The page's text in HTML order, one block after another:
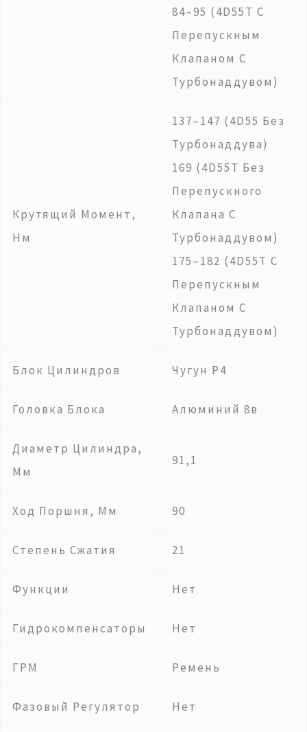
84–95 (4D55T С
Перепускным
Клапаном С
Турбонаддувом)
Крутящий Момент,
Нм
137–147 (4D55 Без
Турбонаддува)
169 (4D55T Без
Перепускного
Клапана С
Турбонаддувом)
175–182 (4D55T С
Перепускным
Клапаном С
Турбонаддувом)
Блок Цилиндров Чугун Р4
Головка Блока Алюминий 8в
Диаметр Цилиндра,
Мм
91,1
Ход Поршня, Мм 90
Степень Сжатия 21
Функции Нет
Гидрокомпенсаторы Нет
ГРМ Ремень
Фазовый Регулятор Нет